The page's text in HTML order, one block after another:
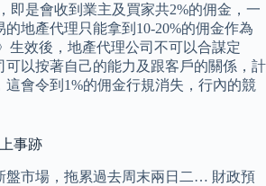
即是會收到業主及買家共2%的佣金，一
地產代理只能拿到10-20%的佣金作為
生效後，地產代理公司不可以合謀定
可以按著自己的能力及跟客戶的關係，計
會令到1%的佣金行規消失，行內的競
事跡
盤市場，拖累過去周末兩日二… 財政預